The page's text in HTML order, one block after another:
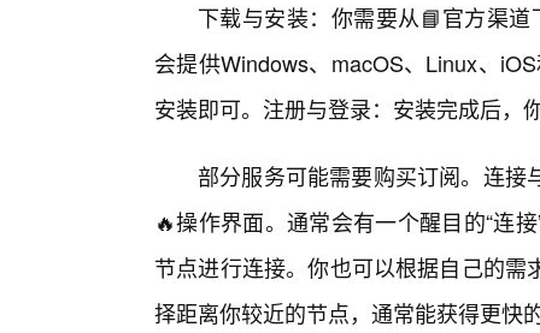
下载与安装：你需要从📘官方渠
会提供Windows、macOS、Linux、
安装即可。注册与登录：安装完成后，
部分服务可能需要购买订阅。连
🔥操作界面。通常会有一个醒目的“连
节点进行连接。你也可以根据自己的
择距离你较近的节点，通常能获得更快